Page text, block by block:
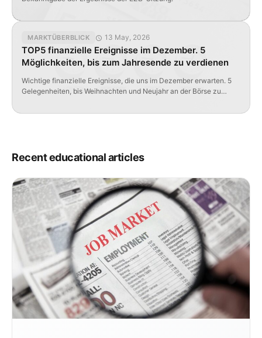
MARKTÜBERBLICK 13 May, 2026
TOP5 finanzielle Ereignisse im Dezember. 5
Möglichkeiten, bis zum Jahresende zu verdienen
Wichtige finanzielle Ereignisse, die uns im Dezember erwarten. 5
Gelegenheiten, bis Weihnachten und Neujahr an der Börse zu
Recent educational articles